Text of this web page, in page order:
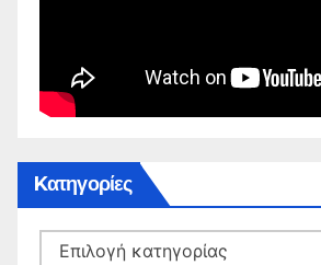
Kατηγορίες
Kατηγορίες